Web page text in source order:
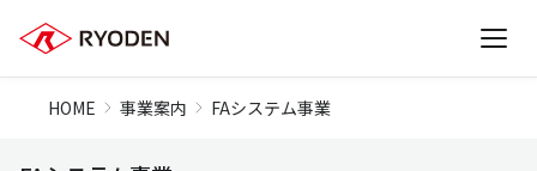
HOME 事業案内 FAシステム事業
収益力向上、新領域開拓、戦略投資でさらなる成長
を目指します
置く・見る・動く。たったそれだけ。「リアルタイ
ムロボットガイダンス
安全に人と一緒に作業し、様々な現場の自動化に貢
献
高精度、高応答、小ストロークの小型リニアモータ
工場・物流のスマート化を実現します
業界最高水準のオートメーション技術とノウハウに
よりあらゆるニーズに対応